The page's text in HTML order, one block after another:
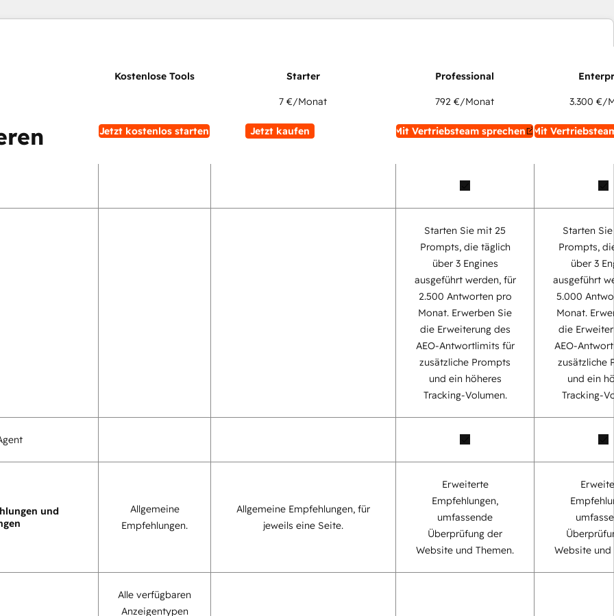
Jetzt kostenlos starten
7 €/Monat
Jetzt kaufen
792 €/Monat
Mit Vertriebsteam sprechen
3.300 €/
Mit
Starten Sie mit 25
Prompts, die täglich
über 3 Engines
ausgeführt werden, für
2.500 Antworten pro
Monat. Erwerben Sie
die Erweiterung des
AEO-Antwortlimits für
zusätzliche Prompts
und ein höheres
Tracking-Volumen.
Starten
Prompts,
über 3
ausgeführt
5.000
Monat.
die
AEO-
zusätzliche
und ein
Tracking-
und
Allgemeine
Empfehlungen.
Allgemeine Empfehlungen, für
jeweils eine Seite.
Erweiterte
Empfehlungen,
umfassende
Überprüfung der
Website und Themen.
Website und
Alle verfügbaren
Anzeigentypen